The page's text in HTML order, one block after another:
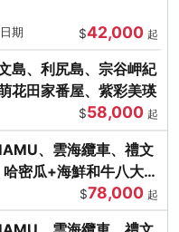
期 $42,000 起
島、利尻島、宗谷岬紀
花田家番屋、紫彩美瑛
$58,000 起
、雲海纜車、禮文
密瓜+海鮮和牛八大螃
$78,000 起